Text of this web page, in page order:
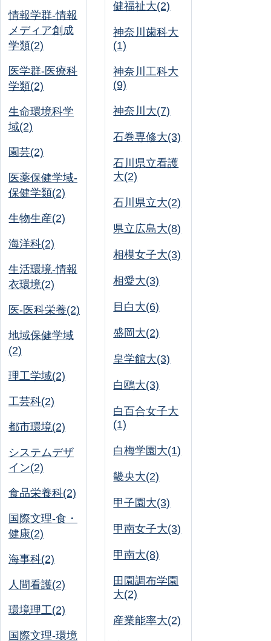
情報学群-情報
メディア創成
学類(2)
医学群-医療科
学類(2)
生命環境科学
域(2)
園芸(2)
医薬保健学域-
保健学類(2)
生物生産(2)
海洋科(2)
生活環境-情報
衣環境(2)
医-医科栄養(2)
地域保健学域
(2)
理工学域(2)
工芸科(2)
都市環境(2)
システムデザ
イン(2)
食品栄養科(2)
国際文理-食・
健康(2)
海事科(2)
人間看護(2)
環境理工(2)
国際文理-環境
健福祉大(2)
神奈川歯科大
(1)
神奈川工科大
(9)
神奈川大(7)
石巻専修大(3)
石川県立看護
大(2)
石川県立大(2)
県立広島大(8)
相模女子大(3)
相愛大(3)
目白大(6)
盛岡大(2)
皇学館大(3)
白鴎大(3)
白百合女子大
(1)
白梅学園大(1)
畿央大(2)
甲子園大(3)
甲南女子大(3)
甲南大(8)
田園調布学園
大(2)
産業能率大(2)